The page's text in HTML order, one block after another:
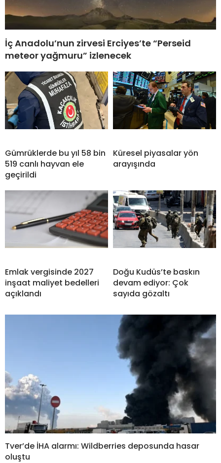
İç Anadolu’nun zirvesi Erciyes’te “Perseid
meteor yağmuru” izlenecek
Gümrüklerde bu yıl 58 bin
519 canlı hayvan ele
geçirildi
Küresel piyasalar yön
arayışında
Emlak vergisinde 2027
inşaat maliyet bedelleri
açıklandı
Doğu Kudüs’te baskın
devam ediyor: Çok
sayıda gözaltı
Tver’de İHA alarmı: Wildberries deposunda hasar
oluştu